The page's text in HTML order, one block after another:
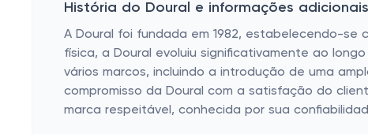
História do Doural e informações adicionais
A Doural foi fundada em 1982, estabelecendo-se
física, a Doural evoluiu significativamente ao
vários marcos, incluindo a introdução de uma
compromisso da Doural com a satisfação do
marca respeitável, conhecida por sua